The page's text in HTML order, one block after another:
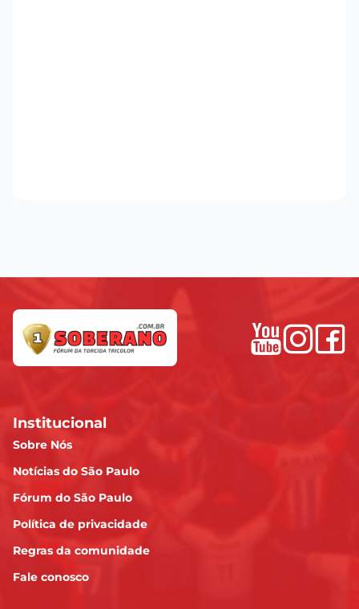
Institucional
Sobre Nós
Notícias do São Paulo
Fórum do São Paulo
Política de privacidade
Regras da comunidade
Fale conosco